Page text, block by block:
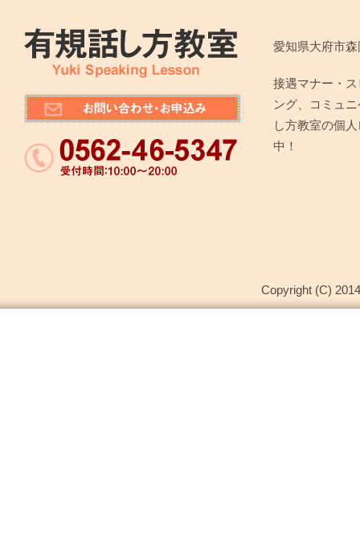
愛知県大府市
接遇マナー・
ング、コミュ
し方教室の個
中！
Copyright (C)